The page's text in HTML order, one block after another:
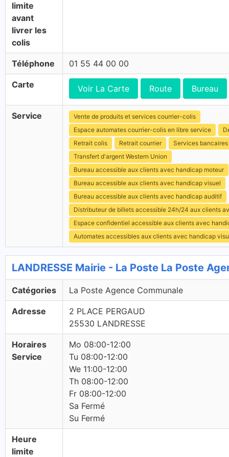
limite
avant
livrer les
colis
Téléphone 01 55 44 00 00
Carte Voir La Carte Route Bureau
Service
Vente de produits et services courrier-colis
Espace automates courrier-colis en libre service
Retrait colis
Retrait courrier
Services bancaires
Transfert d'argent Western Union
Bureau accessible aux clients avec handicap moteur
Bureau accessible aux clients avec handicap visuel
Bureau accessible aux clients avec handicap auditif
Distributeur de billets accessible 24h/24 aux clients
Espace confidentiel accessible aux clients avec
Automates accessibles aux clients avec handicap
LANDRESSE Mairie - La Poste La Poste
Catégories La Poste Agence Communale
Adresse
2 PLACE PERGAUD
25530 LANDRESSE
Horaires
Service
Mo 08:00-12:00
Tu 08:00-12:00
We 11:00-12:00
Th 08:00-12:00
Fr 08:00-12:00
Sa Fermé
Su Fermé
Heure
limite